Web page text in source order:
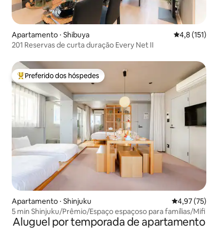
Apartamento ⋅ Shibuya 4,8 de uma
4,8 (151)
201 Reservas de curta duração Every Net II
Entre os melhores preferidos dos hóspedes
Preferido dos hóspedes
Apartamento ⋅ Shinjuku 4,97 de uma
4,97 (75)
5 min Shinjuku/Prêmio/Espaço espaçoso para famílias/Mifi
Aluguel por temporada de apartamento